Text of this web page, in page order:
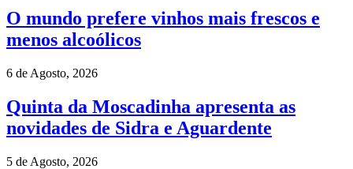
O mundo prefere vinhos mais frescos e
menos alcoólicos
6 de Agosto, 2026
Quinta da Moscadinha apresenta as
novidades de Sidra e Aguardente
5 de Agosto, 2026